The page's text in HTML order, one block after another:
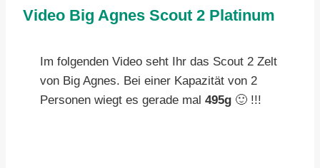
Video Big Agnes Scout 2 Platinum
Im folgenden Video seht Ihr das Scout 2 Zelt
von Big Agnes. Bei einer Kapazität von 2
Personen wiegt es gerade mal 495g 🙂 !!!